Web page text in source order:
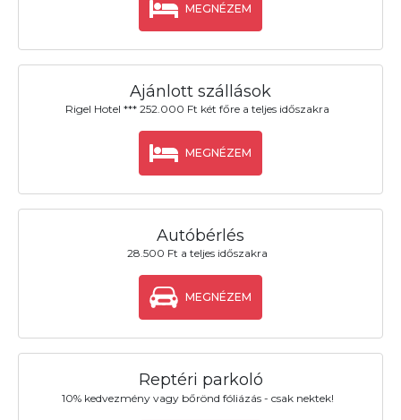
MEGNÉZEM
Ajánlott szállások
Rigel Hotel *** 252.000 Ft két főre a teljes időszakra
MEGNÉZEM
Autóbérlés
28.500 Ft a teljes időszakra
MEGNÉZEM
Reptéri parkoló
10% kedvezmény vagy bőrönd fóliázás - csak nektek!